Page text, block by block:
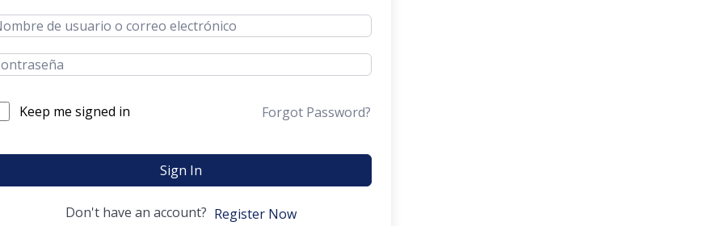
Keep me signed in Forgot Password?
Sign In
Don't have an account? Register Now